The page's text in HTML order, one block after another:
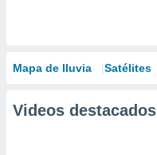
Mapa de lluvia Satélites
Videos destacados